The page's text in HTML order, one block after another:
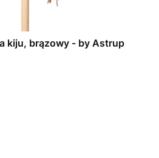
kiju, brązowy - by Astrup